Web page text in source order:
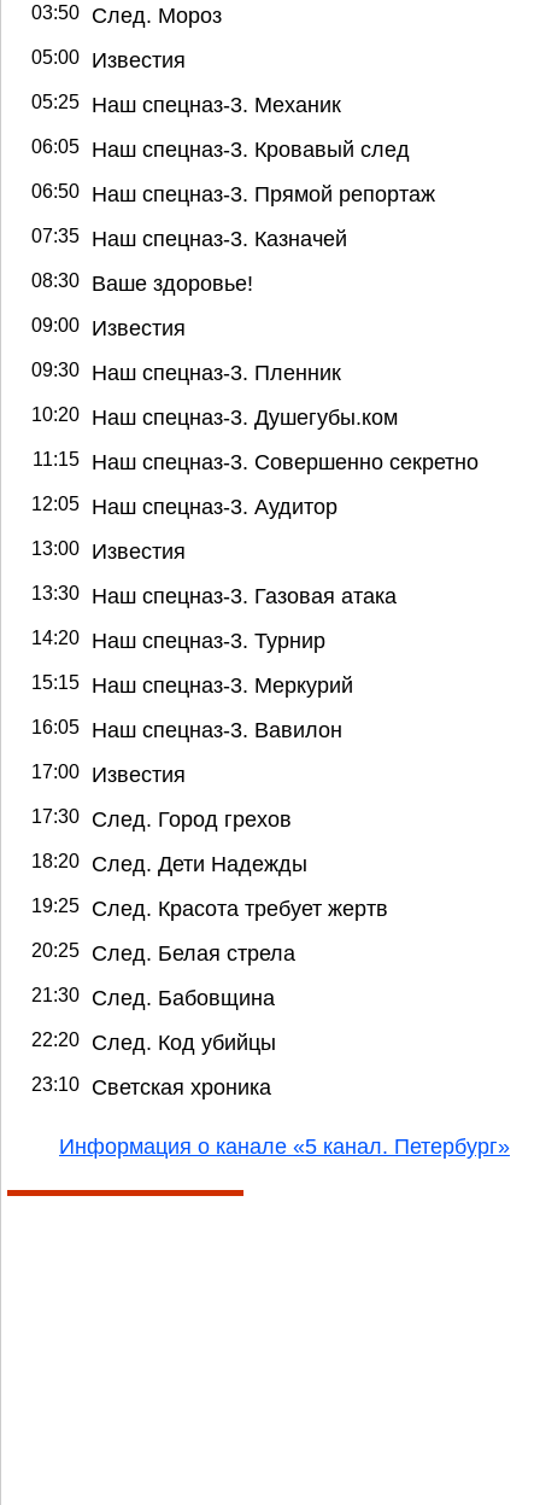
03:50 След. Мороз
05:00 Известия
05:25 Наш спецназ-3. Механик
06:05 Наш спецназ-3. Кровавый след
06:50 Наш спецназ-3. Прямой репортаж
07:35 Наш спецназ-3. Казначей
08:30 Ваше здоровье!
09:00 Известия
09:30 Наш спецназ-3. Пленник
10:20 Наш спецназ-3. Душегубы.ком
11:15 Наш спецназ-3. Совершенно секретно
12:05 Наш спецназ-3. Аудитор
13:00 Известия
13:30 Наш спецназ-3. Газовая атака
14:20 Наш спецназ-3. Турнир
15:15 Наш спецназ-3. Меркурий
16:05 Наш спецназ-3. Вавилон
17:00 Известия
17:30 След. Город грехов
18:20 След. Дети Надежды
19:25 След. Красота требует жертв
20:25 След. Белая стрела
21:30 След. Бабовщина
22:20 След. Код убийцы
23:10 Светская хроника
Информация о канале «5 канал. Петербург»